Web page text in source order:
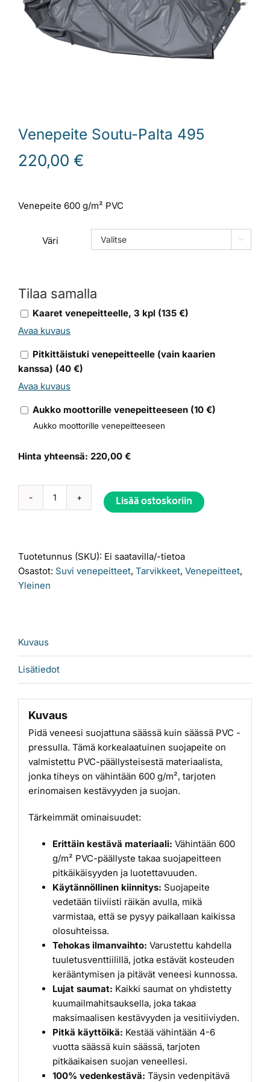
Laiturit
Asiakaskokemuksia
Venepeite Soutu-Palta 495
220,00 €
Venepeite 600 g/m² PVC
Väri 
Tilaa samalla
Kaaret venepeitteelle, 3 kpl (135 €)
Avaa kuvaus
Pitkittäistuki venepeitteelle (vain kaarien
kanssa) (40 €)
Avaa kuvaus
Aukko moottorille venepeitteeseen (10 €)
Aukko moottorille venepeitteeseen
Hinta yhteensä: 220,00 €
Venepeite
määrä
Lisää ostoskoriin
Tuotetunnus (SKU): Ei saatavilla/-tietoa
Osastot: Suvi venepeitteet, Tarvikkeet, Venepeitteet,
Yleinen
Kuvaus
Lisätiedot
Kuvaus
Pidä veneesi suojattuna säässä kuin säässä PVC -
pressulla. Tämä korkealaatuinen suojapeite on
valmistettu PVC-päällysteisestä materiaalista,
jonka tiheys on vähintään 600 g/m², tarjoten
erinomaisen kestävyyden ja suojan.
Tärkeimmät ominaisuudet:
Erittäin kestävä materiaali: Vähintään 600
g/m² PVC-päällyste takaa suojapeitteen
pitkäikäisyyden ja luotettavuuden.
Käytännöllinen kiinnitys: Suojapeite
vedetään tiiviisti räikän avulla, mikä
varmistaa, että se pysyy paikallaan kaikissa
olosuhteissa.
Tehokas ilmanvaihto: Varustettu kahdella
tuuletusventtiilillä, jotka estävät kosteuden
kerääntymisen ja pitävät veneesi kunnossa.
Lujat saumat: Kaikki saumat on yhdistetty
kuumailmahitsauksella, joka takaa
maksimaalisen kestävyyden ja vesitiiviyden.
Pitkä käyttöikä: Kestää vähintään 4-6
vuotta säässä kuin säässä, tarjoten
pitkäaikaisen suojan veneellesi.
100% vedenkestävä: Täysin vedenpitävä